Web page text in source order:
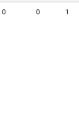
0 0 1